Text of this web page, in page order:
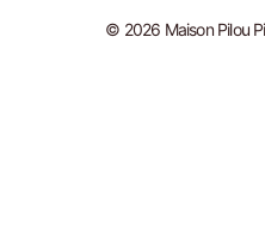
© 2026 Maison Pilou